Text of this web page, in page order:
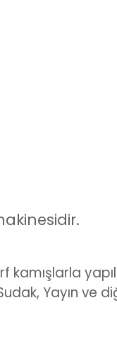
kamışlarla
Yayın ve